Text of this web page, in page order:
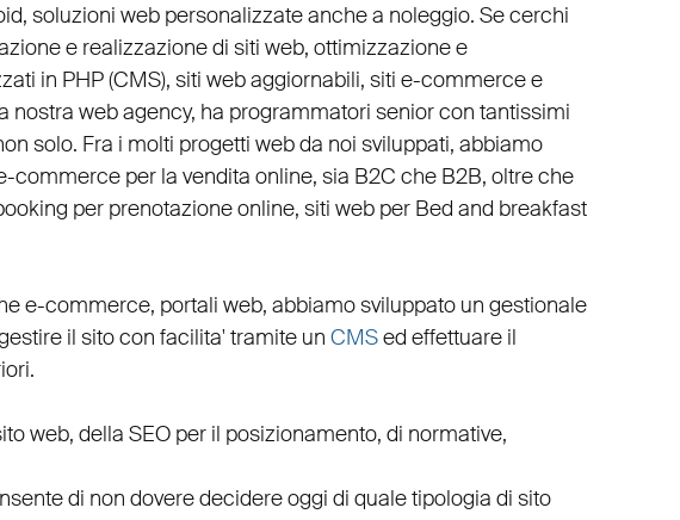
, soluzioni web personalizzateanche a noleggio. Se cerchi
e realizzazione di siti web, ottimizzazionee
in PHP(CMS), siti web aggiornabili, siti e-commercee
nostra web agency, ha programmatori senior con tantissimi
solo. Fra i molti progetti web da noi sviluppati, abbiamo
commerceper la vendita online, sia B2C che B2B, oltre che
per prenotazione online, siti web per Bed and breakfast
e-commerce, portali web, abbiamo sviluppato un gestionale
il sito con facilita' tramite un CMSed effettuare il
web, della SEOper il posizionamento, di normative,
di non dovere decidere oggi di quale tipologia di sito